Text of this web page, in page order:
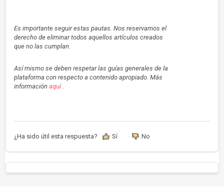
Es importante seguir estas pautas. Nos reservamos el
derecho de eliminar todos aquellos artículos creados
que no las cumplan.
Así mismo se deben respetar las guías generales de la
plataforma con respecto a contenido apropiado. Más
información aquí
¿Ha sido útil esta respuesta? Sí No